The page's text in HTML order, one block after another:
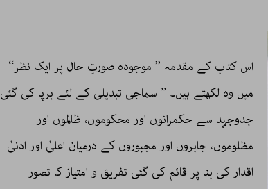
اس کتاب کے مقدمہ ’’ موجودہ صورتِ حال پر ایک نظر‘‘
میں وہ لکھتے ہیں۔ ’’ سماجی تبدیلی کے لئے برپا کی گئی
جدوجہد سے حکمرانوں اور محکوموں، ظالموں اور
مظلوموں، جابروں اور مجبوروں کے درمیان اعلیٰ اور ادنیٰ
اقدار کی بنا پر قائم کی گئی تفریق و امتیاز کا تصور